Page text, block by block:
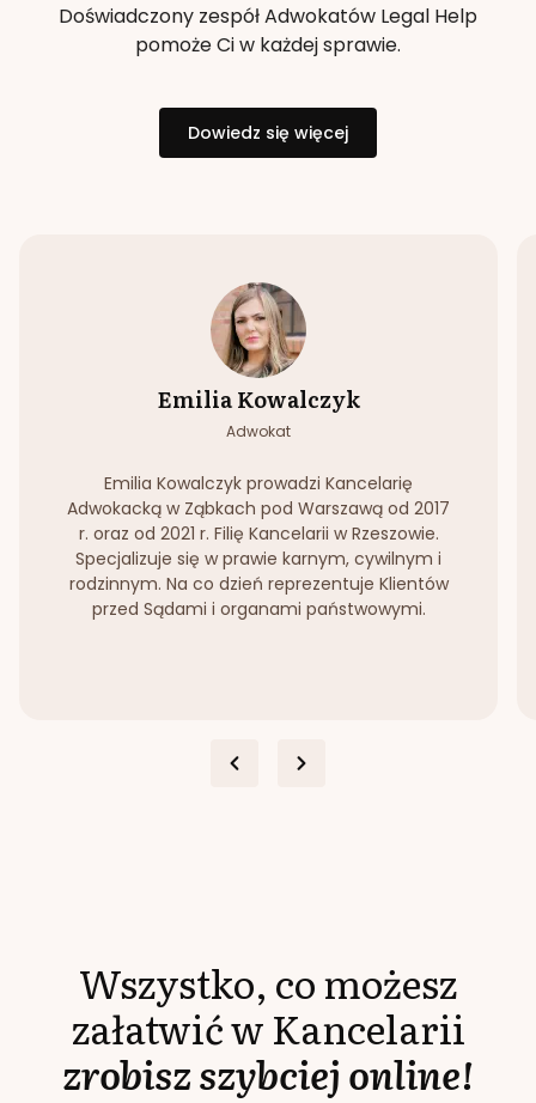
Doświadczony zespół Adwokatów Legal Help
pomoże Ci w każdej sprawie.
Dowiedz się więcej
Emilia Kowalczyk
Adwokat
Emilia Kowalczyk prowadzi Kancelarię
Adwokacką w Ząbkach pod Warszawą od 2017
r. oraz od 2021 r. Filię Kancelarii w Rzeszowie.
Specjalizuje się w prawie karnym, cywilnym i
rodzinnym. Na co dzień reprezentuje Klientów
przed Sądami i organami państwowymi.
Wszystko, co możesz
załatwić w Kancelarii
zrobisz szybciej online!